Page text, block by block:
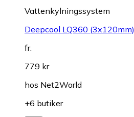
Vattenkylningssystem
Deepcool LQ360 (3x120mm)
fr.
779 kr
hos Net2World
+6 butiker